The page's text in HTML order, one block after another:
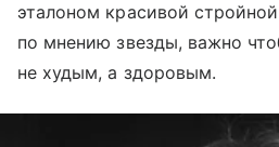
эталоном красивой
по мнению звезды, важно
не худым, а здоровым.